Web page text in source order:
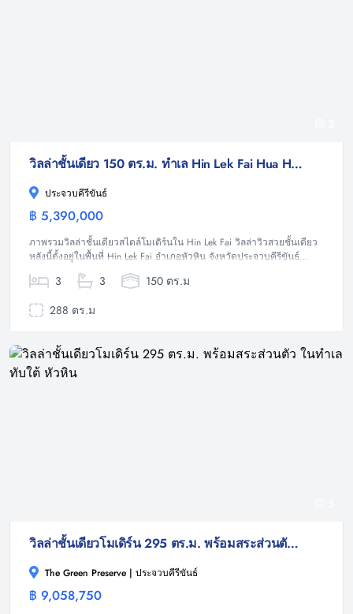
วิลล่าชั้นเดียว 150 ตร.ม. ทำเล Hin Lek Fai Hua Hin พร้อมที่ดิน 288 ตร.ม.
ประจวบคีรีขันธ์
฿ 5,390,000
ภาพรวมวิลล่าชั้นเดียวสไตล์โมเดิร์นใน Hin Lek Fai วิลล่าวิวสวยชั้นเดียว
หลังนี้ตั้งอยู่ในพื้นที่ Hin Lek Fai อำเภอหัวหิน จังหวัดประจวบคีรีขันธ์...
3 3
150 ตร.ม
288 ตร.ม
วิลล่าชั้นเดียวโมเดิร์น 295 ตร.ม. พร้อมสระส่วนตัว ในทำเลทับใต้ หัวหิน
The Green Preserve | ประจวบคีรีขันธ์
฿ 9,058,750